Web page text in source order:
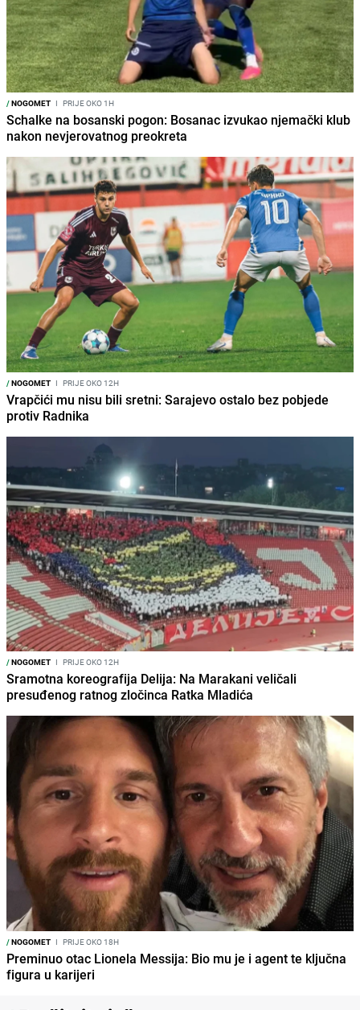
/NOGOMET I PRIJE OKO 1H
Schalke na bosanski pogon: Bosanac izvukao njemački klub
nakon nevjerovatnog preokreta
/NOGOMET I PRIJE OKO 12H
Vrapčići mu nisu bili sretni: Sarajevo ostalo bez pobjede
protiv Radnika
/NOGOMET I PRIJE OKO 12H
Sramotna koreografija Delija: Na Marakani veličali
presuđenog ratnog zločinca Ratka Mladića
/NOGOMET I PRIJE OKO 18H
Preminuo otac Lionela Messija: Bio mu je i agent te ključna
figura u karijeri